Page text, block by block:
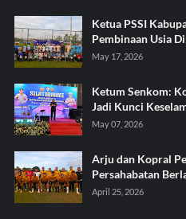
Ketua PSSI
Pembinaan Usia
May 17, 2026
Ketum Senkom:
Jadi Kunci
May 07, 2026
Arju dan Kopral
Persahabatan
April 25, 2026